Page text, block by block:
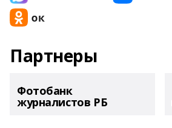
Партнеры
Фотобанк
журналистов РБ